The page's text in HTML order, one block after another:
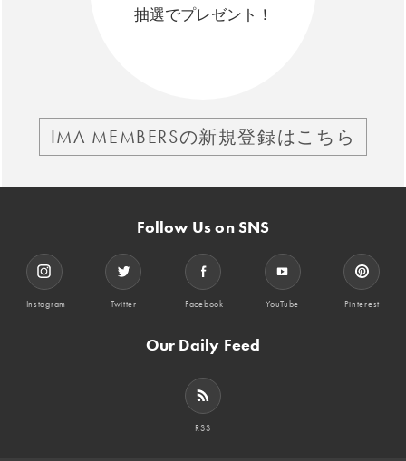
抽選でプレゼント！
IMA MEMBERSの新規登録はこちら
Follow Us on SNS
Instagram Twitter Facebook YouTube Pinterest
Our Daily Feed
RSS